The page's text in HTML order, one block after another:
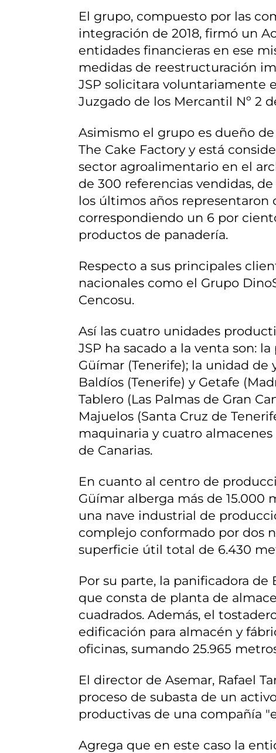
El grupo, compuesto por las
integración de 2018, firmó un
entidades financieras en ese
medidas de reestructuración
JSP solicitara voluntariamente
Juzgado de los Mercantil Nº 2
Asimismo el grupo es dueño de
The Cake Factory y está
sector agroalimentario en el
de 300 referencias vendidas,
los últimos años representaron
correspondiendo un 6 por
productos de panadería.
Respecto a sus principales
nacionales como el Grupo
Cencosu.
Así las cuatro unidades
JSP ha sacado a la venta son:
Güímar (Tenerife); la unidad de
Baldíos (Tenerife) y Getafe
Tablero (Las Palmas de Gran
Majuelos (Santa Cruz de
maquinaria y cuatro
de Canarias.
En cuanto al centro de
Güímar alberga más de 15.000
una nave industrial de
complejo conformado por dos
superficie útil total de 6.430
Por su parte, la panificadora
que consta de planta de
cuadrados. Además, el
edificación para almacén y
oficinas, sumando 25.965
El director de Asemar, Rafael
proceso de subasta de un
productivas de una compañía
Agrega que en este caso la